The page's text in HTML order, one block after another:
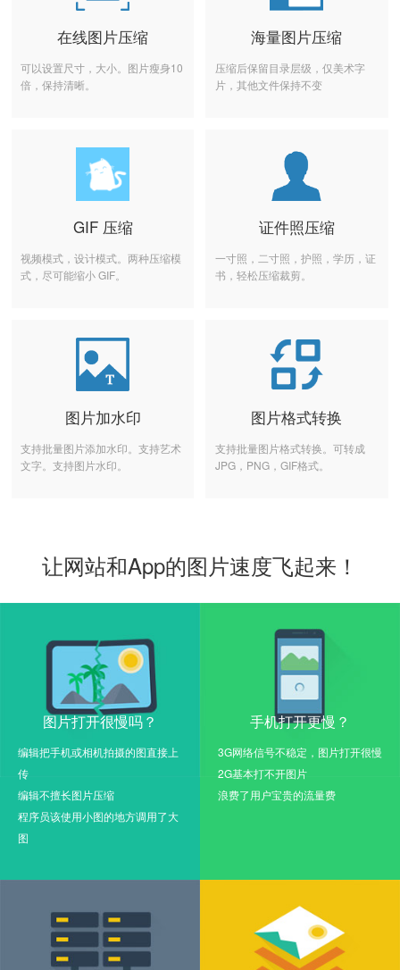
在线图片压缩
可以设置尺寸，大小。图片瘦身10
倍，保持清晰。
海量图片压缩
压缩后保留目录层级，仅美术字
片，其他文件保持不变
GIF 压缩
视频模式，设计模式。两种压缩模
式，尽可能缩小 GIF。
证件照压缩
一寸照，二寸照，护照，学历，证
书，轻松压缩裁剪。
图片加水印
支持批量图片添加水印。支持艺术
文字。支持图片水印。
图片格式转换
支持批量图片格式转换。可转成
JPG，PNG，GIF格式。
让网站和App的图片速度飞起来！
图片打开很慢吗？
编辑把手机或相机拍摄的图直接上
传
编辑不擅长图片压缩
程序员该使用小图的地方调用了大
图
手机打开更慢？
3G网络信号不稳定，图片打开很慢
2G基本打不开图片
浪费了用户宝贵的流量费